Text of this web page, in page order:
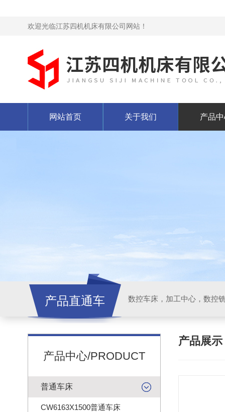
欢迎光临江苏四机机床有限公司网站！
网站首页 关于我们 产品
产品直通车
产品中心/PRODUCT
普通车床
CW6163X1500普通车床
产品展示